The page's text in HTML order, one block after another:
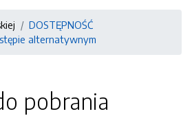
DOSTĘPNOŚĆ
alternatywnym
pobrania